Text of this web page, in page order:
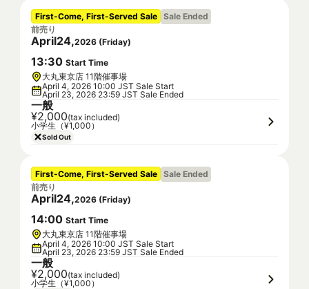
First-Come, First-Served Sale Sale Ended
前売り
April24,2026 (Friday)
13:30 Start Time
大丸東京店 11階催事場
April 4, 2026 10:00 JST Sale Start
April 23, 2026 23:59 JST Sale Ended
一般
¥2,000(tax included)
小学生（¥1,000）
Sold Out
First-Come, First-Served Sale Sale Ended
前売り
April24,2026 (Friday)
14:00 Start Time
大丸東京店 11階催事場
April 4, 2026 10:00 JST Sale Start
April 23, 2026 23:59 JST Sale Ended
一般
¥2,000(tax included)
小学生（¥1,000）